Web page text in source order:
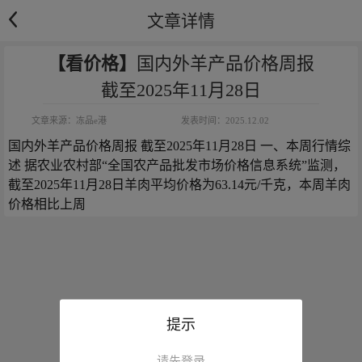
文章详情
【看价格】
国内外羊产品价格周报
截至2025年11月28日
文章来源： 冻品e港 发表时间： 2025.12.02
国内外羊产品价格周报 截至2025年11月28日 一、本周行情综
述 据农业农村部“全国农产品批发市场价格信息系统”监测，
截至2025年11月28日羊肉平均价格为63.14元/千克，本周羊肉
价格相比上周
提示